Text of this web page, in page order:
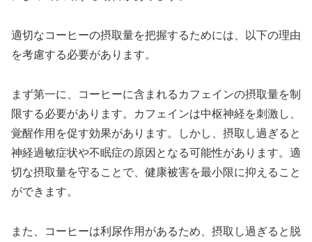
適切なコーヒーの摂取量を把握するためには、以下の理由
を考慮する必要があります。
まず第一に、コーヒーに含まれるカフェインの摂取量を制
限する必要があります。カフェインは中枢神経を刺激し、
覚醒作用を促す効果があります。しかし、摂取し過ぎると
神経過敏症状や不眠症の原因となる可能性があります。適
切な摂取量を守ることで、健康被害を最小限に抑えること
ができます。
また、コーヒーは利尿作用があるため、摂取し過ぎると脱